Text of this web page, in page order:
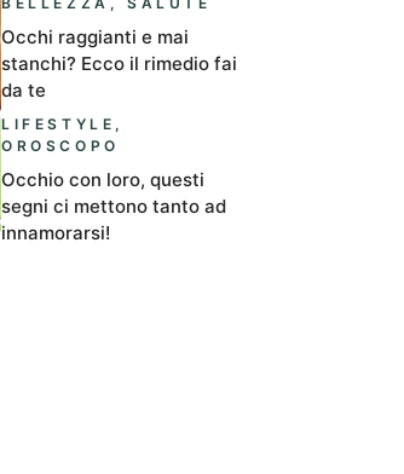
Occhi raggianti e mai
stanchi? Ecco il rimedio fai
da te
LIFESTYLE ,
OROSCOPO
Occhio con loro, questi
segni ci mettono tanto ad
innamorarsi!